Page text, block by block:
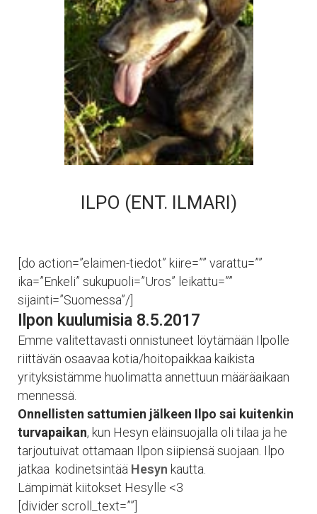
ILPO (ENT. ILMARI)
[do action=”elaimen-tiedot” kiire=”” varattu=””
ika=”Enkeli” sukupuoli=”Uros” leikattu=””
sijainti=”Suomessa”/]
Ilpon kuulumisia 8.5.2017
Emme valitettavasti onnistuneet löytämään Ilpolle
riittävän osaavaa kotia/hoitopaikkaa kaikista
yrityksistämme huolimatta annettuun määräaikaan
mennessä.
Onnellisten sattumien jälkeen Ilpo sai kuitenkin
turvapaikan, kun Hesyn eläinsuojalla oli tilaa ja he
tarjoutuivat ottamaan Ilpon siipiensä suojaan. Ilpo
jatkaa kodinetsintää Hesyn kautta.
Lämpimät kiitokset Hesylle <3
[divider scroll_text=””]